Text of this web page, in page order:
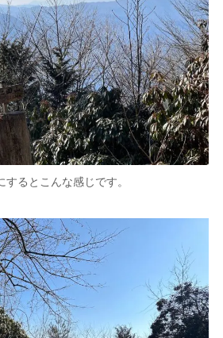
するとこんな感じです。